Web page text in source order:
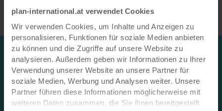
plan-international.at verwendet Cookies
Wir verwenden Cookies, um Inhalte und Anzeigen zu
personalisieren, Funktionen für soziale Medien anbieten
zu können und die Zugriffe auf unsere Website zu
analysieren. Außerdem geben wir Informationen zu Ihrer
Verwendung unserer Website an unsere Partner für
soziale Medien, Werbung und Analysen weiter. Unsere
Partner führen diese Informationen möglicherweise mit
weiteren Daten zusammen, die Sie ihnen bereitgestellt
unterstützen Sie damit Plan International!
Newsletter!
Bleiben Sie immer auf dem Laufenden: Registrieren Sie
sich jetzt für unserenNewsletter. Sie können sich
jederzeit abmelden. Bitte beachten Sie unsere
Datenschutzerklärungsowie unsere